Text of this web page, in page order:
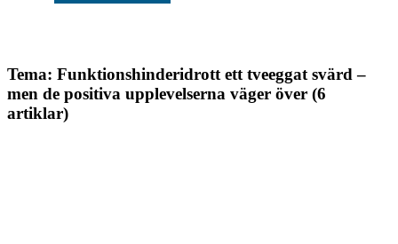
Tema: Funktionshinderidrott ett tveeggat svärd –
men de positiva upplevelserna väger över (6
artiklar)